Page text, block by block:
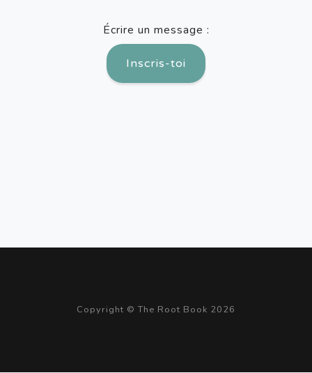
Écrire un message :
Inscris-toi
Copyright © The Root Book 2026